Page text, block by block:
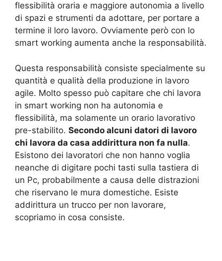
flessibilità oraria e maggiore autonomia a livello
di spazi e strumenti da adottare, per portare a
termine il loro lavoro. Ovviamente però con lo
smart working aumenta anche la responsabilità.
Questa responsabilità consiste specialmente su
quantità e qualità della produzione in lavoro
agile. Molto spesso può capitare che chi lavora
in smart working non ha autonomia e
flessibilità, ma solamente un orario lavorativo
pre-stabilito. Secondo alcuni datori di lavoro
chi lavora da casa addirittura non fa nulla.
Esistono dei lavoratori che non hanno voglia
neanche di digitare pochi tasti sulla tastiera di
un Pc, probabilmente a causa delle distrazioni
che riservano le mura domestiche. Esiste
addirittura un trucco per non lavorare,
scopriamo in cosa consiste.